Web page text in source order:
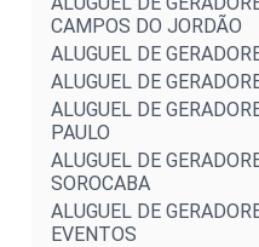
CAMPOS DO JORDÃO
ALUGUEL DE
ALUGUEL DE
ALUGUEL DE
PAULO
ALUGUEL DE
SOROCABA
ALUGUEL DE
EVENTOS